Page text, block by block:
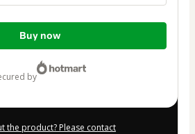
Buy now
by
the product? Please contact